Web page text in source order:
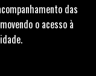
das
o acesso à